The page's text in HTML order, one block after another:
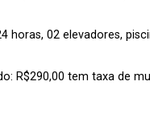
horas, 02 elevadores,
R$290,00 tem taxa de